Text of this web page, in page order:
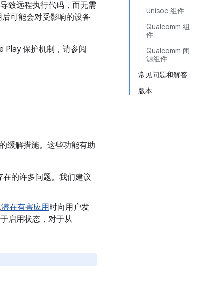
Unisoc 组件
Qualcomm 组
件
Qualcomm 闭
源组件
常见问题和解答
版本
致远程执行代码，而无需
可能会对受影响的设备
Play 保护机制，请参阅
缓解措施。这些功能有助
的许多问题。我们建议
潜在有害应用时向用户发
启用状态，对于从